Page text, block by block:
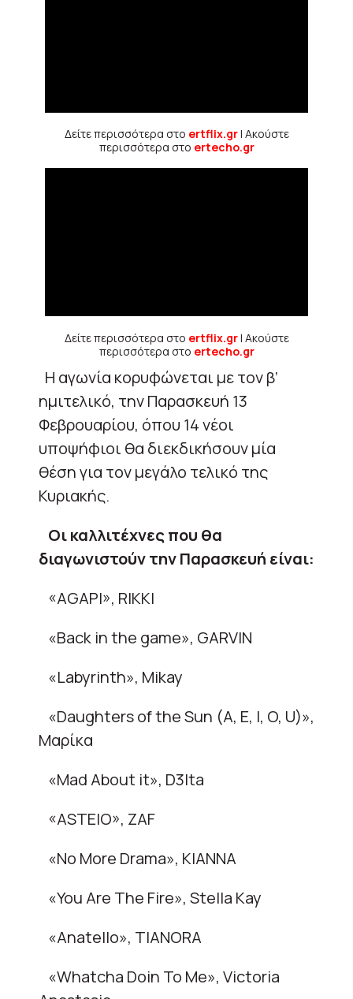
Δείτε περισσότερα στο ertflix.gr| Ακούστε
περισσότερα στο ertecho.gr
Δείτε περισσότερα στο ertflix.gr| Ακούστε
περισσότερα στο ertecho.gr
Η αγωνία κορυφώνεται με τον β’
ημιτελικό, την Παρασκευή 13
Φεβρουαρίου, όπου 14 νέοι
υποψήφιοι θα διεκδικήσουν μία
θέση για τον μεγάλο τελικό της
Κυριακής.
Οι καλλιτέχνες που θα
διαγωνιστούν την Παρασκευή είναι:
«AGAPI», RIKKI
«Back in the game», GARVIN
«Labyrinth», Mikay
«Daughters of the Sun (A, E, I, O, U)»,
Μαρίκα
«Mad About it», D3lta
«ASTEIO», ZAF
«No More Drama», ΚΙΑΝΝΑ
«You Are The Fire», Stella Kay
«Anatello», TIANORA
«Whatcha Doin To Me», Victoria